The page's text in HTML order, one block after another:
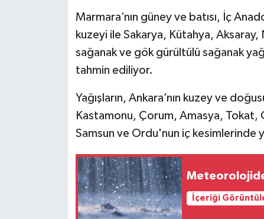
Marmara’nın güney ve batısı, İç
kuzeyi ile Sakarya, Kütahya,
sağanak ve gök gürültülü sağanak
tahmin ediliyor.
Yağışların, Ankara’nın kuzey ve
Kastamonu, Çorum, Amasya, Tokat,
Samsun ve Ordu'nun iç kesimlerinde
İçeriği